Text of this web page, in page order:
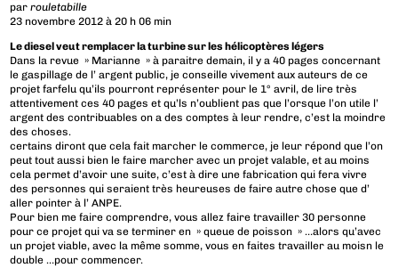
parrouletabille
23 novembre 2012 à 20 h 06 min
Le diesel veut remplacer la turbine sur les hélicoptères légers
Dans la revue » Marianne » à paraitre demain, il y a 40 pages concernant
le gaspillage de l’ argent public, je conseille vivement aux auteurs de ce
projet farfelu qu’ils pourront représenter pour le 1° avril, de lire très
attentivement ces 40 pages et qu’ls n’oublient pas que l’orsque l’on utile l’
argent des contribuables on a des comptes à leur rendre, c’est la moindre
des choses.
certains diront que cela fait marcher le commerce, je leur répond que l’on
peut tout aussi bien le faire marcher avec un projet valable, et au moins
cela permet d’avoir une suite, c’est à dire une fabrication qui fera vivre
des personnes qui seraient très heureuses de faire autre chose que d’
aller pointer à l’ ANPE.
Pour bien me faire comprendre, vous allez faire travailler 30 personne
pour ce projet qui va se terminer en » queue de poisson » …alors qu’avec
un projet viable, avec la même somme, vous en faites travailler au moisn le
double …pour commencer.